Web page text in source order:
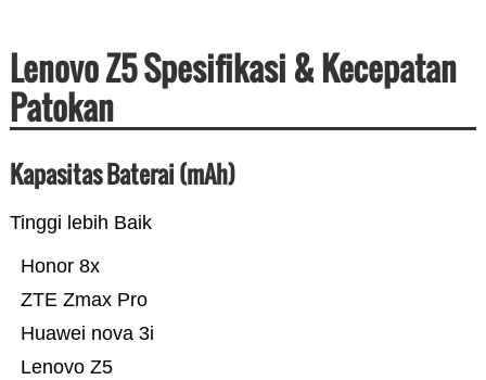
Lenovo Z5 Spesifikasi & Kecepatan
Patokan
Kapasitas Baterai (mAh)
Tinggi lebih Baik
Lenovo Z5
Huawei nova 3i
ZTE Zmax Pro
Honor 8x